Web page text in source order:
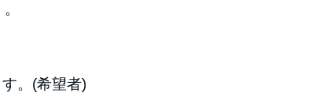
。(希望者)